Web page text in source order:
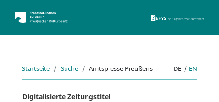
Startseite Suche Amtspresse Preußens DE | EN
Digitalisierte Zeitungstitel